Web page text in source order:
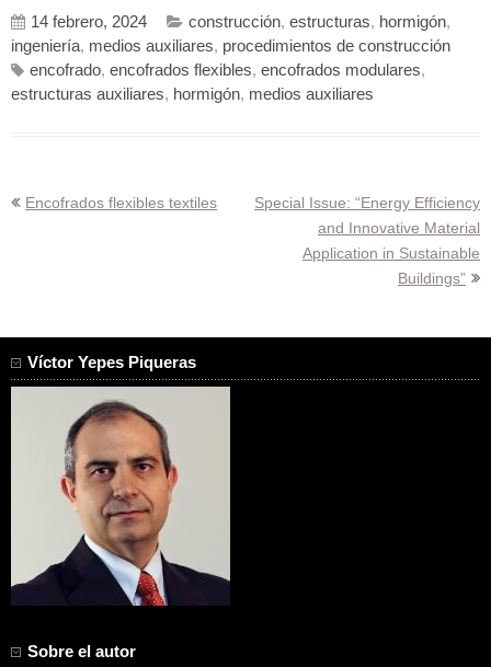
14 febrero, 2024 construcción, estructuras, hormigón,
ingeniería, medios auxiliares, procedimientos de construcción
encofrado, encofrados flexibles, encofrados modulares,
estructuras auxiliares, hormigón, medios auxiliares
Navegación
Encofrados flexibles textiles
Special Issue: “Energy Efficiency
and Innovative Material
Application in Sustainable
Buildings”
Víctor Yepes Piqueras
Sobre el autor